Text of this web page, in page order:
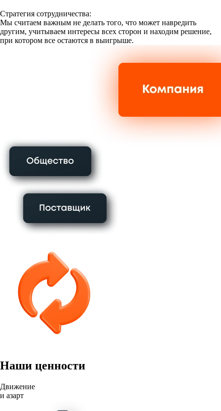
Стратегия сотрудничества:
Мы считаем важным не делать того, что может навредить
другим, учитываем интересы всех сторон и находим решение,
при котором все остаются в выигрыше.
Наши ценности
Движение
и азарт